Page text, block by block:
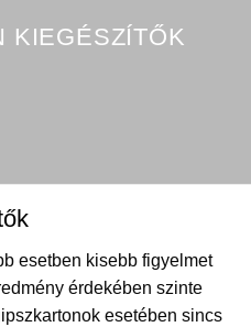
KIEGÉSZÍTŐK
esetben kisebb figyelmet
érdekében szinte
esetében sincs